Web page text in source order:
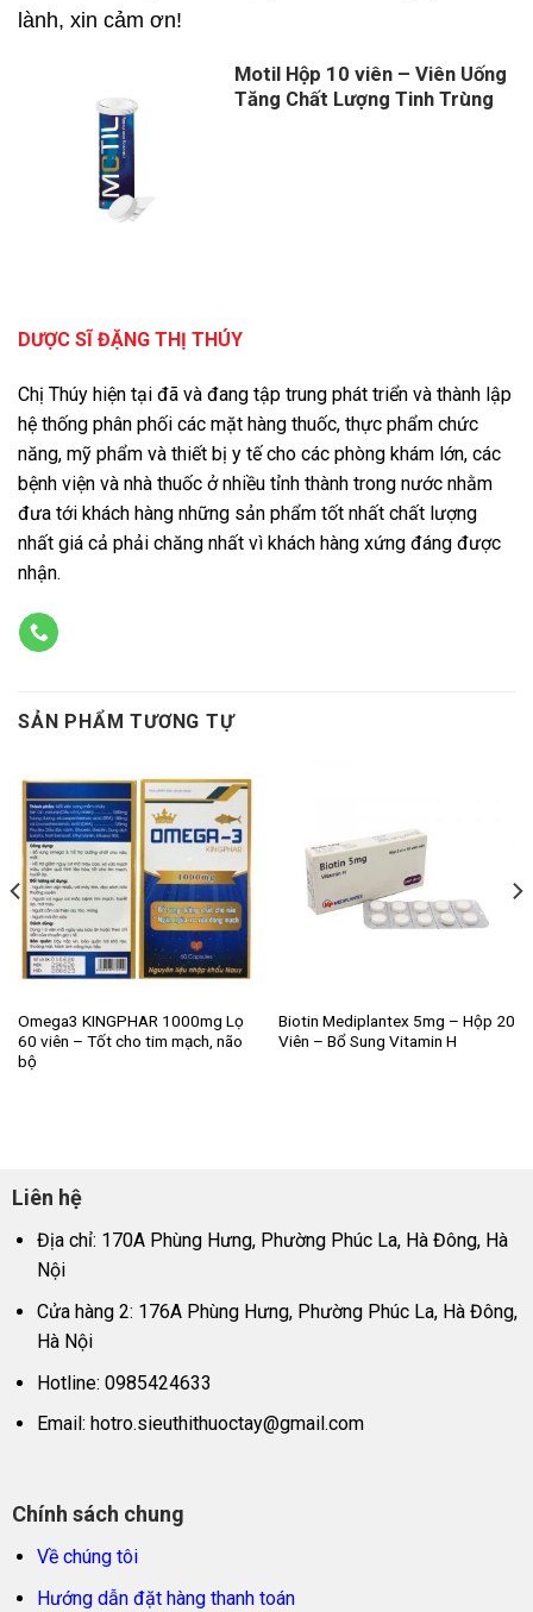
lành, xin cảm ơn!
Motil Hộp 10 viên – Viên Uống
Tăng Chất Lượng Tinh Trùng
DƯỢC SĨ ĐẶNG THỊ THÚY
Chị Thúy hiện tại đã và đang tập trung phát triển và thành lập
hệ thống phân phối các mặt hàng thuốc, thực phẩm chức
năng, mỹ phẩm và thiết bị y tế cho các phòng khám lớn, các
bệnh viện và nhà thuốc ở nhiều tỉnh thành trong nước nhằm
đưa tới khách hàng những sản phẩm tốt nhất chất lượng
nhất giá cả phải chăng nhất vì khách hàng xứng đáng được
nhận.
SẢN PHẨM TƯƠNG TỰ
Omega3 KINGPHAR 1000mg Lọ
60 viên – Tốt cho tim mạch, não
bộ
Biotin Mediplantex 5mg – Hộp 20
Viên – Bổ Sung Vitamin H
Liên hệ
Địa chỉ: 170A Phùng Hưng, Phường Phúc La, Hà Đông, Hà
Nội
Cửa hàng 2: 176A Phùng Hưng, Phường Phúc La, Hà Đông,
Hà Nội
Hotline: 0985424633
Email: hotro.sieuthithuoctay@gmail.com
Chính sách chung
Về chúng tôi
Hướng dẫn đặt hàng thanh toán